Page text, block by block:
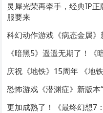
灵犀光荣再牵手，经典IP
服要来
科幻动作游戏《病态金属
《暗黑5》遥遥无期了！《
庆祝《地铁》15周年 《地
恐怖游戏《潜渊症》新版本
更加成熟了！《最终幻想7